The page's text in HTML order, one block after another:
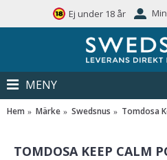
Ej under 18 år
MENY
Hem Märke Swedsnus Tomdosa
TOMDOSA KEEP CALM